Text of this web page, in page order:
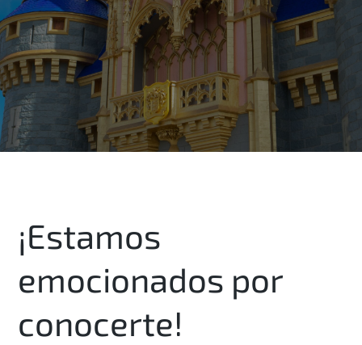
¡Estamos
emocionados por
conocerte!